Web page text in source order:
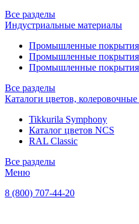
Все разделы
Индустриальные материалы
Промышленные покрытия
Промышленные покрытия
Промышленные покрытия
Все разделы
Каталоги цветов, колеровочные
Tikkurila Symphony
Каталог цветов NCS
RAL Classic
Все разделы
Меню
8 (800) 707-44-20